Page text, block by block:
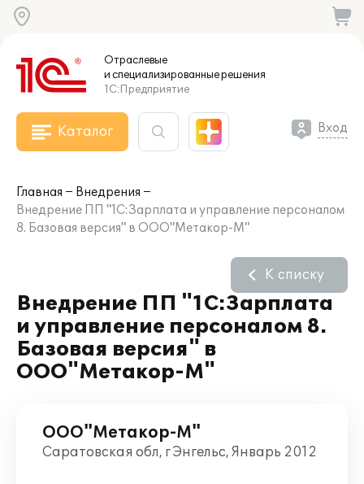
Отраслевые
и специализированныерешения
1С:Предприятие
Каталог Вход
Главная
Внедрения
Внедрение ПП "1С:Зарплата и управление персоналом
8. Базовая версия" в ООО"Метакор-М"
Внедрение ПП "1С:Зарплата
и управление персоналом 8.
Базовая версия" в
ООО"Метакор-М"
К списку
ООО"Метакор-М"
Саратовская обл, г Энгельс, Январь 2012